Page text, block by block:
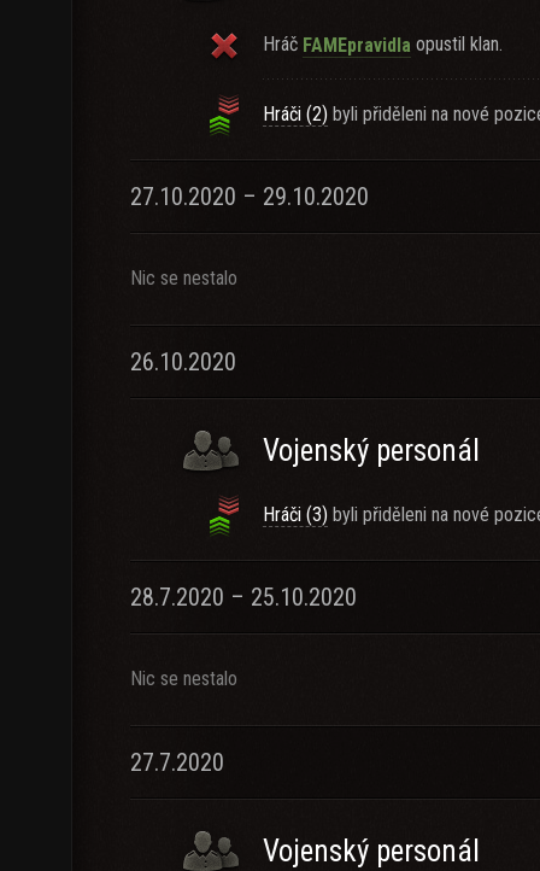
Hráč FAMEpravidla opustil klan.
Hráči (2) byli přiděleni na nové
27.10.2020 – 29.10.2020
Nic se nestalo
26.10.2020
Vojenský personál
Hráči (3) byli přiděleni na nové
28.7.2020 – 25.10.2020
Nic se nestalo
27.7.2020
Vojenský personál